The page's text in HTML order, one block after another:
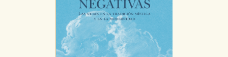
Estas cookies son necesarias para que nuestro sitio web
funcione y no es posible deshabilitarlas desde nuestro
sistema. Es posible hacerlo desde el navegador, pero en
ese caso es posible que algunas áreas de nuestra web
dejen de funcionar correctamente.
Cookies de rendimiento y analíticas